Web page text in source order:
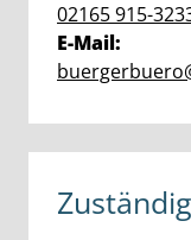
02165 915-
E-Mail: